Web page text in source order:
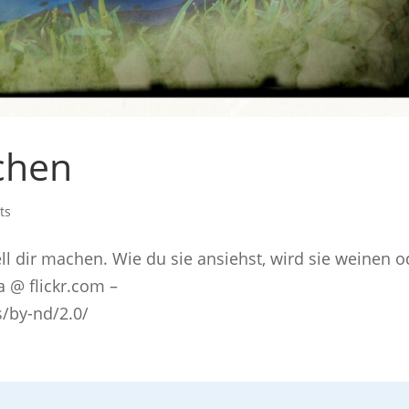
dir machen. Wie du sie ansiehst, wird sie weinen
@ flickr.com –
by-nd/2.0/